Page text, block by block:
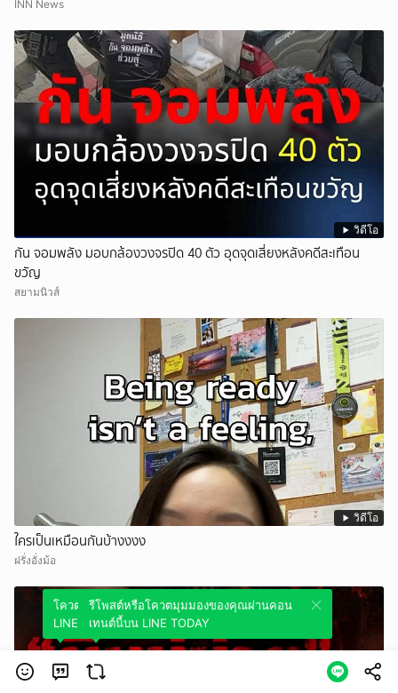
INN News
วิดีโอ
กัน จอมพลัง มอบกล้องวงจรปิด 40 ตัว อุดจุดเสี่ยงหลังคดีสะเทือน
ขวัญ
สยามนิวส์
วิดีโอ
ใครเป็นเหมือนกันบ้างงงง
ฝรั่งอั่งม้อ
โควตมุมมองของคุณผ่านคอนเทนต์นี้บน
LINE TODAY
รีโพสต์หรือโควตมุมมองของคุณผ่านคอน
เทนต์นี้บน LINE TODAY